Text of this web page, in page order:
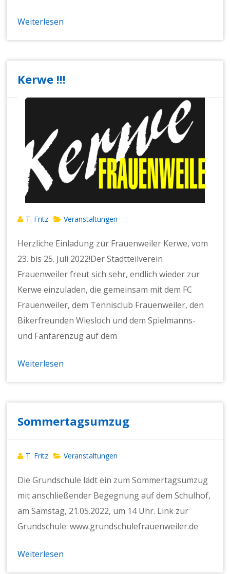
Weiterlesen
Kerwe !!!
T. Fritz Veranstaltungen
Herzliche Einladung zur Frauenweiler Kerwe, vom
23. bis 25. Juli 2022!Der Stadtteilverein
Frauenweiler freut sich sehr, endlich wieder zur
Kerwe einzuladen, die gemeinsam mit dem FC
Frauenweiler, dem Tennisclub Frauenweiler, den
Bikerfreunden Wiesloch und dem Spielmanns-
und Fanfarenzug auf dem
Weiterlesen
Sommertagsumzug
T. Fritz Veranstaltungen
Die Grundschule lädt ein zum Sommertagsumzug
mit anschließender Begegnung auf dem Schulhof,
am Samstag, 21.05.2022, um 14 Uhr. Link zur
Grundschule: www.grundschulefrauenweiler.de
Weiterlesen